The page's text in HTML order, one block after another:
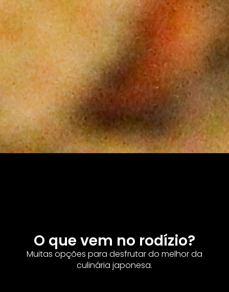
O que vem no rodízio?
Muitas opções para desfrutar do melhor da
culinária japonesa.